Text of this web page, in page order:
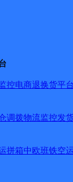
控电商退换货平
调拨物流监控发
拼箱中欧班铁空
泉市-金塔县
泉市州县渊